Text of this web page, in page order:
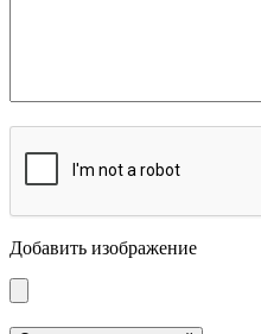
Добавить изображение